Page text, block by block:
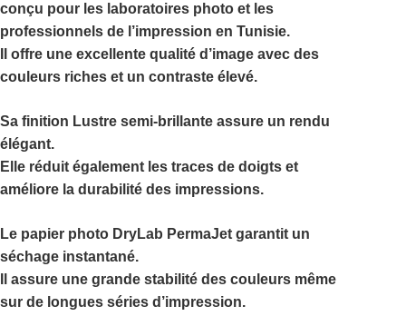
conçu pour les laboratoires photo et les
professionnels de l’impression en Tunisie.
Il offre une excellente qualité d’image avec des
couleurs riches et un contraste élevé.
Sa finition Lustre semi-brillante assure un rendu
élégant.
Elle réduit également les traces de doigts et
améliore la durabilité des impressions.
Le papier photo DryLab PermaJet garantit un
séchage instantané.
Il assure une grande stabilité des couleurs même
sur de longues séries d’impression.